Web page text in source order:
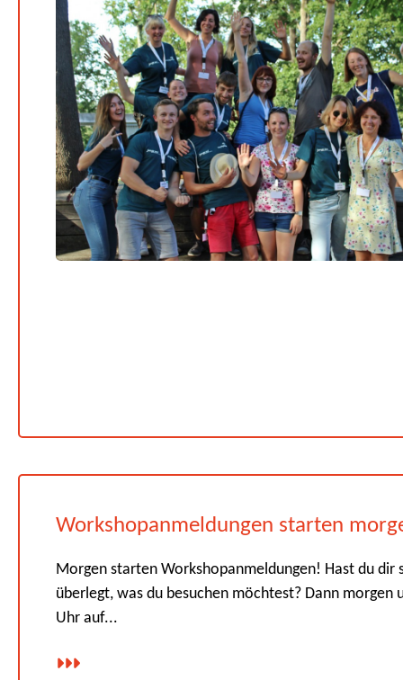
Workshopanmeldungen starten
Morgen starten Workshopanmeldungen! Hast du dir
überlegt, was du besuchen möchtest? Dann morgen
Uhr auf...